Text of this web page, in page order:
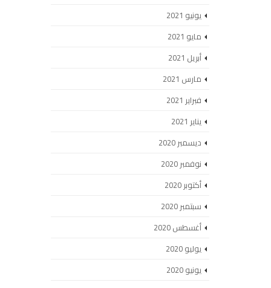
يونيو 2021
مايو 2021
أبريل 2021
مارس 2021
فبراير 2021
يناير 2021
ديسمبر 2020
نوفمبر 2020
أكتوبر 2020
سبتمبر 2020
أغسطس 2020
يوليو 2020
يونيو 2020